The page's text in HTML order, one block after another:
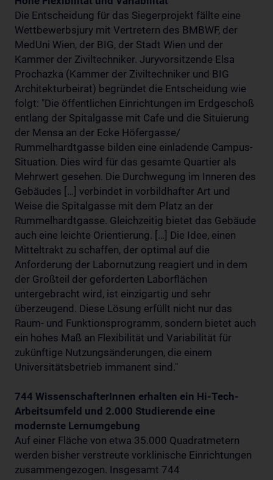
Die Entscheidung für das Siegerprojekt fällte eine
Wettbewerbsjury mit Vertretern des BMBWF, der
MedUni Wien, der BIG, der Stadt Wien und der
Kammer der Ziviltechniker. Juryvorsitzende Elsa
Prochazka (Kammer der Ziviltechniker und BIG
Architekturbeirat) begründet die Entscheidung wie
folgt: "Die öffentlichen Einrichtungen im Erdgeschoß
entlang der Spitalgasse mit Cafe und die Situierung
der Mensa an der Ecke Höfergasse/
Rummelhardtgasse bilden eine einladende Campus-
Situation. Dies wird für das gesamte Quartier als
Mehrwert gesehen. Die Durchwegung im Inneren des
Gebäudes […] verbindet in vorbildhafter Art und
Weise die Spitalgasse mit dem Platz an der
Rummelhardtgasse. Gleichzeitig bietet das Gebäude
auch eine leichte Orientierung. […] Die Idee, einen
Mitteltrakt zu schaffen, der optimal auf die
Anforderung der Labornutzung reagiert und in dem
der Großteil der geforderten Laborflächen
untergebracht wird, ist einzigartig und sehr
überzeugend. Diese Lösung erfüllt nicht nur das
Raum- und Funktionsprogramm, sondern bietet auch
ein hohes Maß an Flexibilität und Variabilität für
zukünftige Nutzungsänderungen, die einem
Universitätsbetrieb immanent sind."
744 WissenschafterInnen erhalten ein Hi-Tech-
Arbeitsumfeld und 2.000 Studierende eine
modernste Lernumgebung
Auf einer Fläche von etwa 35.000 Quadratmetern
werden bisher verstreute vorklinische Einrichtungen
zusammengezogen. Insgesamt 744